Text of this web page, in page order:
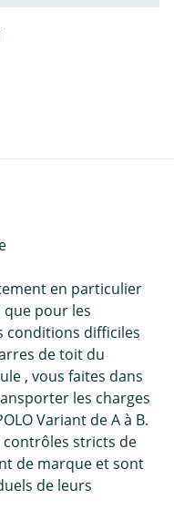
en particulier
pour les
conditions difficiles
de toit du
, vous faites dans
les charges
Variant de A à B.
contrôles stricts de
de marque et sont
de leurs